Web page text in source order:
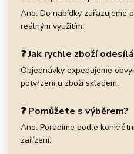
Ano. Do nabídky zařazujeme
reálným využitím.
❓ Jak rychle zboží
Objednávky expedujeme
potvrzení u zboží skladem.
❓ Pomůžete s výběrem?
Ano. Poradíme podle
zařízení.